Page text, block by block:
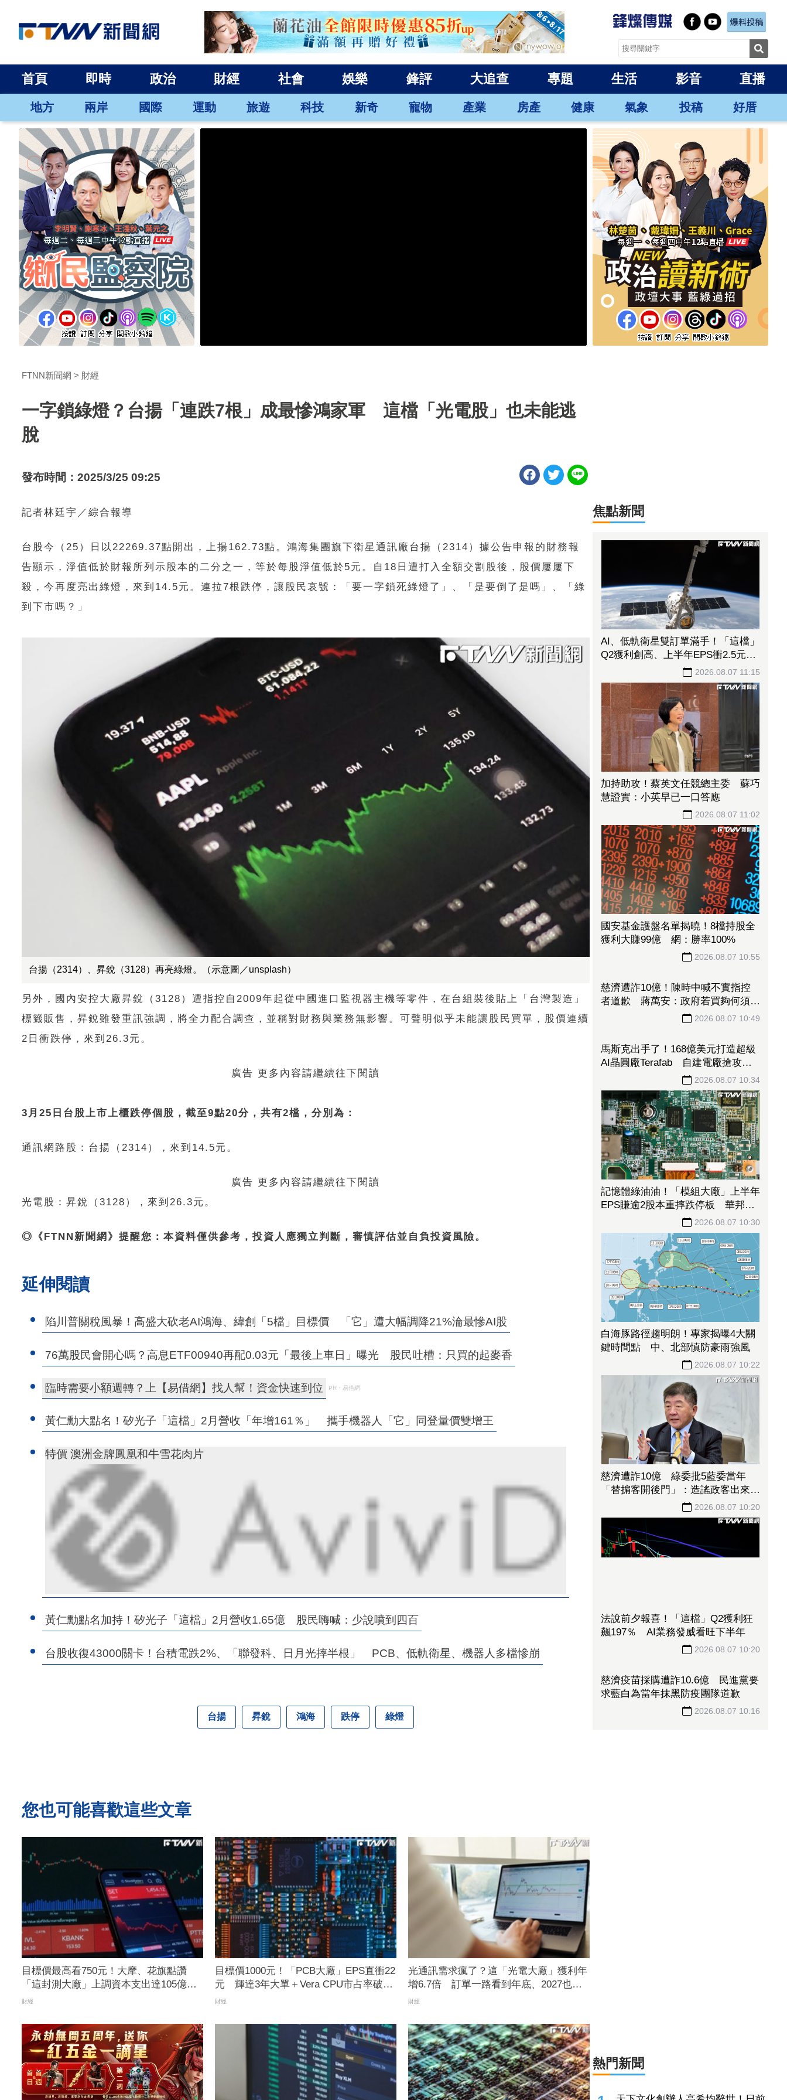
首頁 即時 政治 財經 社會 娛樂 鋒評 大追查 專題 生活 影音 直播
地方 兩岸 國際 運動 旅遊 科技 新奇 寵物 產業 房產 健康 氣象 投稿 好厝
FTNN新聞網 財經
一字鎖綠燈？台揚「連跌7根」成最慘鴻家軍 這檔「光電股」也未能逃
脫
發布時間：2025/3/25 09:25
記者林廷宇／綜合報導
台股今（25）日以22269.37點開出，上揚162.73點。鴻海集團旗下衛星通訊廠台揚（2314）據公告申報的財務報
告顯示，淨值低於財報所列示股本的二分之一，等於每股淨值低於5元。自18日遭打入全額交割股後，股價屢屢下
殺，今再度亮出綠燈，來到14.5元。連拉7根跌停，讓股民哀號：「要一字鎖死綠燈了」、「是要倒了是嗎」、「綠
到下市嗎？」
台揚（2314）、昇銳（3128）再亮綠燈。（示意圖／unsplash）
另外，國內安控大廠昇銳（3128）遭指控自2009年起從中國進口監視器主機等零件，在台組裝後貼上「台灣製造」
標籤販售，昇銳雖發重訊強調，將全力配合調查，並稱對財務與業務無影響。可聲明似乎未能讓股民買單，股價連續
2日衝跌停，來到26.3元。
廣告 更多內容請繼續往下閱讀
3月25日台股上市上櫃跌停個股，截至9點20分，共有2檔，分別為：
通訊網路股：台揚（2314），來到14.5元。
廣告 更多內容請繼續往下閱讀
光電股：昇銳（3128），來到26.3元。
◎《FTNN新聞網》提醒您：本資料僅供參考，投資人應獨立判斷，審慎評估並自負投資風險。
延伸閱讀
陷川普關稅風暴！高盛大砍老AI鴻海、緯創「5檔」目標價 「它」遭大幅調降21%淪最慘AI股
76萬股民會開心嗎？高息ETF00940再配0.03元「最後上車日」曝光 股民吐槽：只買的起麥香
臨時需要小額週轉？上【易借網】找人幫！資金快速到位 PR・易借網
黃仁勳大點名！矽光子「這檔」2月營收「年增161％」 攜手機器人「它」同登量價雙增王
特價 澳洲金牌鳳凰和牛雪花肉片
黃仁勳點名加持！矽光子「這檔」2月營收1.65億 股民嗨喊：少說噴到四百
台股收復43000關卡！台積電跌2%、「聯發科、日月光摔半根」 PCB、低軌衛星、機器人多檔慘崩
台揚 昇銳 鴻海 跌停 綠燈
您也可能喜歡這些文章
目標價最高看750元！大摩、花旗點讚
「這封測大廠」上調資本支出達105億美
元 Q2獲利寫歷史次高
財經
目標價1000元！「PCB大廠」EPS直衝22
元 輝達3年大單＋Vera CPU市占率破5
成後市看旺
財經
光通訊需求瘋了？這「光電大廠」獲利年
增6.7倍 訂單一路看到年底、2027也樂
觀
財經
焦點新聞
AI、低軌衛星雙訂單滿手！「這檔」
Q2獲利創高、上半年EPS衝2.5元
2026.08.07 11:15
加持助攻！蔡英文任競總主委 蘇巧
慧證實：小英早已一口答應
2026.08.07 11:02
國安基金護盤名單揭曉！8檔持股全
獲利大賺99億 網：勝率100%
2026.08.07 10:55
慈濟遭詐10億！陳時中喊不實指控
者道歉 蔣萬安：政府若買夠何須民
間集資
2026.08.07 10:49
馬斯克出手了！168億美元打造超級
AI晶圓廠Terafab 自建電廠搶攻算
力霸權
2026.08.07 10:34
記憶體綠油油！「模組大廠」上半年
EPS賺逾2股本重摔跌停板 華邦
電、南亞科恐止步連5紅2026.08.07 10:30
白海豚路徑趨明朗！專家揭曝4大關
鍵時間點 中、北部慎防豪雨強風
2026.08.07 10:22
慈濟遭詐10億 綠委批5藍委當年
「替掮客開後門」：造謠政客出來道